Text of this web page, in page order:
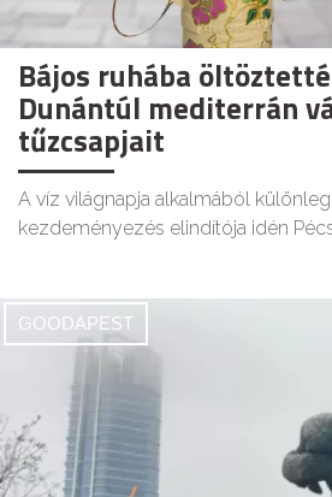
Bájos ruhába
Dunántúl mediterrán
tűzcsapjait
A víz világnapja alkalmából
kezdeményezés elindítója idén
GOODAPEST